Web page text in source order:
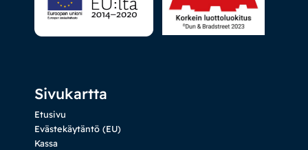
Sivukartta
Etusivu
Evästekäytäntö (EU)
Kassa